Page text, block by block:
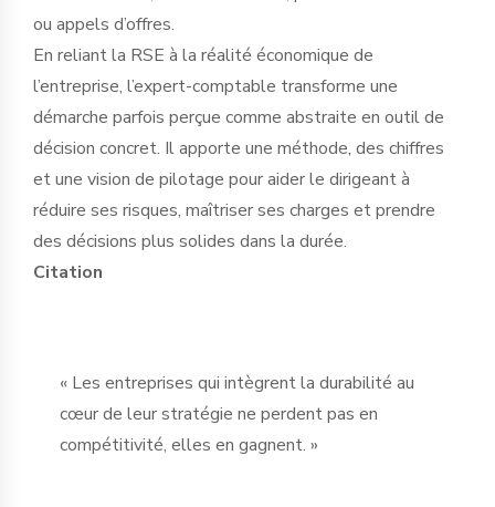
ou appels d’offres.
En reliant la RSE à la réalité économique de
l’entreprise, l’expert-comptable transforme une
démarche parfois perçue comme abstraite en outil de
décision concret. Il apporte une méthode, des chiffres
et une vision de pilotage pour aider le dirigeant à
réduire ses risques, maîtriser ses charges et prendre
des décisions plus solides dans la durée.
Citation
« Les entreprises qui intègrent la durabilité au
cœur de leur stratégie ne perdent pas en
compétitivité, elles en gagnent. »